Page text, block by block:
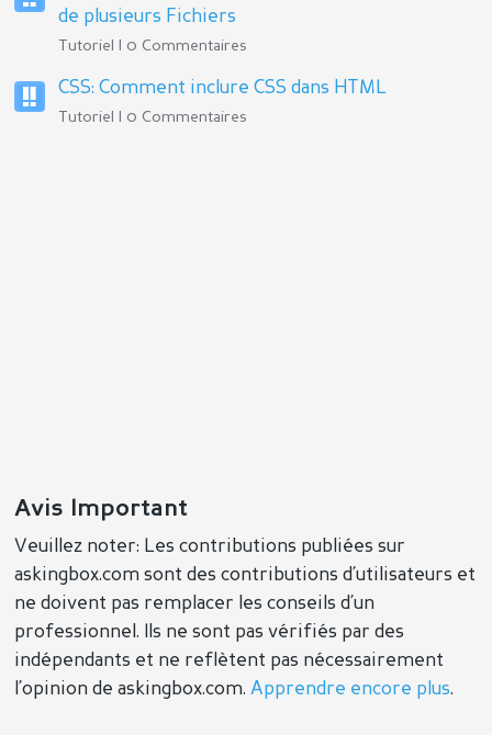
de plusieurs Fichiers
Tutoriel | 0 Commentaires
CSS: Comment inclure CSS dans HTML
Tutoriel | 0 Commentaires
Avis Important
Veuillez noter: Les contributions publiées sur
askingbox.com sont des contributions d’utilisateurs et
ne doivent pas remplacer les conseils d’un
professionnel. Ils ne sont pas vérifiés par des
indépendants et ne reflètent pas nécessairement
l’opinion de askingbox.com.Apprendre encore plus.